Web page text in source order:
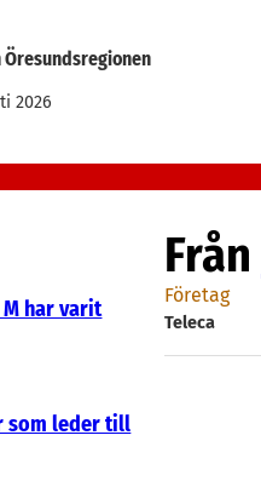
2026
har varit
som leder till
Från
Företag
Teleca